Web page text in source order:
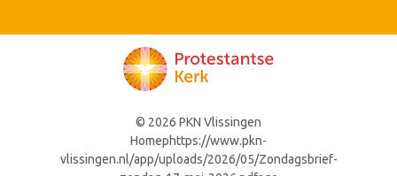
© 2026 PKN Vlissingen
Homephttps://www.pkn-
vlissingen.nl/app/uploads/2026/05/Zondagsbrief-